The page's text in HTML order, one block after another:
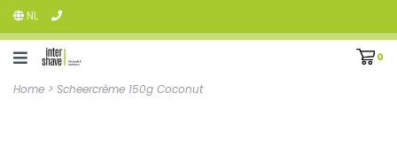
NL
0
Home > Scheercrème 150g Coconut